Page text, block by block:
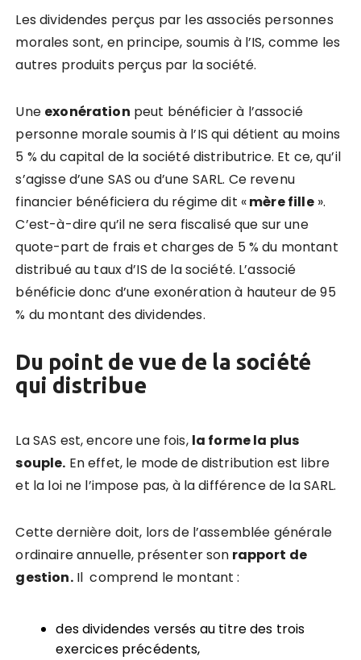
Les dividendes perçus par les associés personnes
morales sont, en principe, soumis à l’IS, comme les
autres produits perçus par la société.
Une exonération peut bénéficier à l’associé
personne morale soumis à l’IS qui détient au moins
5 % du capital de la société distributrice. Et ce, qu’il
s’agisse d’une SAS ou d’une SARL. Ce revenu
financier bénéficiera du régime dit «mère fille».
C’est-à-dire qu’il ne sera fiscalisé que sur une
quote-part de frais et charges de 5 % du montant
distribué au taux d’IS de la société. L’associé
bénéficie donc d’une exonération à hauteur de 95
% du montant des dividendes.
Du point de vue de la société
qui distribue
La SAS est, encore une fois, la forme la plus
souple. En effet, le mode de distribution est libre
et la loi ne l’impose pas, à la différence de la SARL.
Cette dernière doit, lors de l’assemblée générale
ordinaire annuelle, présenter son rapport de
gestion.Il comprend le montant :
des dividendes versés au titre des trois
exercices précédents,